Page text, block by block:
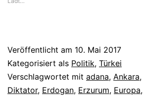
Veröffentlicht am 10. Mai 2017
Kategorisiert als Politik, Türkei
Verschlagwortet mit adana, Ankara,
Diktator, Erdogan, Erzurum, Europa,